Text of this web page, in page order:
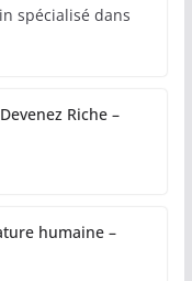
spécialisé dans
Riche –
humaine –